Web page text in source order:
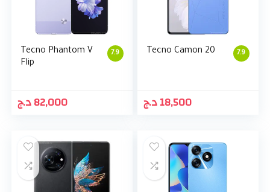
7.9
Tecno Phantom V
Flip
82,000د.ج
7.9
Tecno Camon 20
18,500د.ج